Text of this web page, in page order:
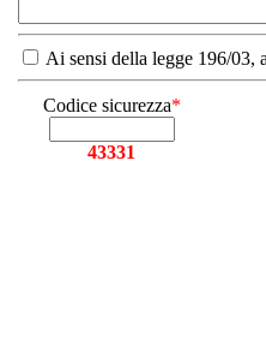
Ai sensi della legge 196/03,
Codice sicurezza*
43331